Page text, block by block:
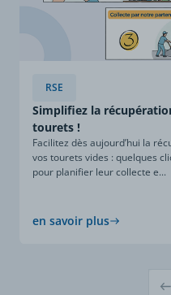
RSE
Simplifiez la
tourets !
Facilitez dès aujourd’hui la
vos tourets vides : quelques
pour planifier leur collecte e...
en savoir plus